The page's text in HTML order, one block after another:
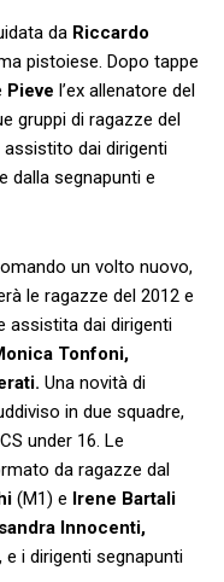
da Riccardo
pistoiese. Dopo tappe
Pieve l’ex allenatore del
gruppi di ragazze del
assistito dai dirigenti
e dalla segnapunti e
un volto nuovo,
le ragazze del 2012 e
assistita dai dirigenti
Tonfoni,
Una novità di
in due squadre,
under 16. Le
da ragazze dal
(M1) e Irene Bartali
Innocenti,
, e i dirigenti segnapunti